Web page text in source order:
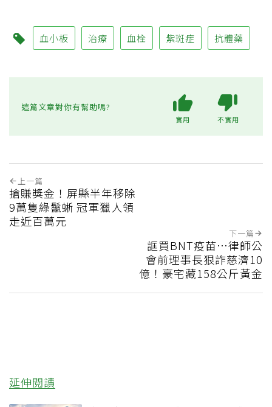
血小板 治療 血栓 紫斑症 抗體藥
這篇文章對你有幫助嗎?
實用 不實用
上一篇
搶賺獎金！屏縣半年移除
9萬隻綠鬣蜥 冠軍獵人領
走近百萬元
下一篇
誆買BNT疫苗…律師公
會前理事長狠詐慈濟10
億！豪宅藏158公斤黃金
延伸閱讀